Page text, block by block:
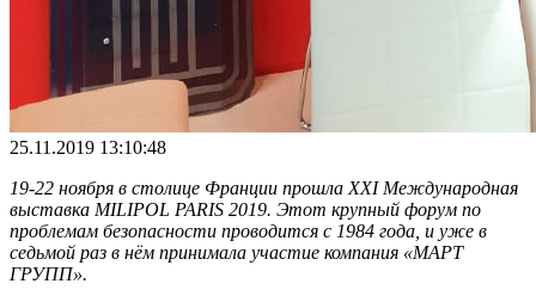
25.11.2019 13:10:48
19-22 ноября в столице Франции прошла XXI Международная
выставка MILIPOL PARIS 2019. Этот крупный форум по
проблемам безопасности проводится с 1984 года, и уже в
седьмой раз в нём принимала участие компания «МАРТ
ГРУПП».